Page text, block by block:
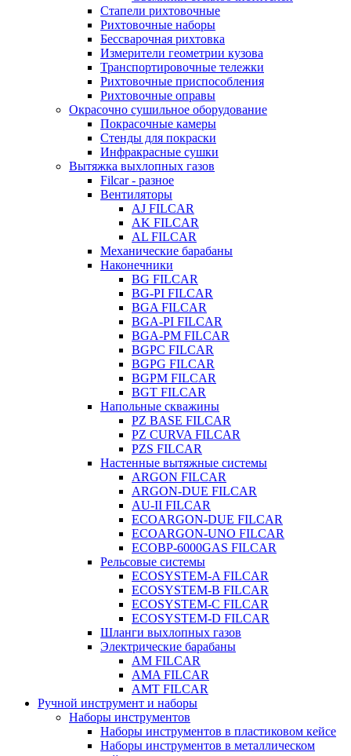
Стапели рихтовочные
Рихтовочные наборы
Бессварочная рихтовка
Измерители геометрии кузова
Транспортировочные тележки
Рихтовочные приспособления
Рихтовочные оправы
Окрасочно сушильное оборудование
Покрасочные камеры
Стенды для покраски
Инфракрасные сушки
Вытяжка выхлопных газов
Filcar - разное
Вентиляторы
AJ FILCAR
AK FILCAR
AL FILCAR
Механические барабаны
Наконечники
BG FILCAR
BG-PI FILCAR
BGA FILCAR
BGA-PI FILCAR
BGA-PM FILCAR
BGPC FILCAR
BGPG FILCAR
BGPM FILCAR
BGT FILCAR
Напольные скважины
PZ BASE FILCAR
PZ CURVA FILCAR
PZS FILCAR
Настенные вытяжные системы
ARGON FILCAR
ARGON-DUE FILCAR
AU-II FILCAR
ECOARGON-DUE FILCAR
ECOARGON-UNO FILCAR
ECOBP-6000GAS FILCAR
Рельсовые системы
ECOSYSTEM-A FILCAR
ECOSYSTEM-B FILCAR
ECOSYSTEM-C FILCAR
ECOSYSTEM-D FILCAR
Шланги выхлопных газов
Электрические барабаны
AM FILCAR
AMA FILCAR
AMT FILCAR
Ручной инструмент и наборы
Наборы инструментов
Наборы инструментов в пластиковом кейсе
Наборы инструментов в металлическом